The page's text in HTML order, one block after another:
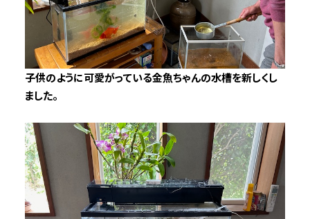
子供のように可愛がっている金魚ちゃんの水槽を新しくし
ました。